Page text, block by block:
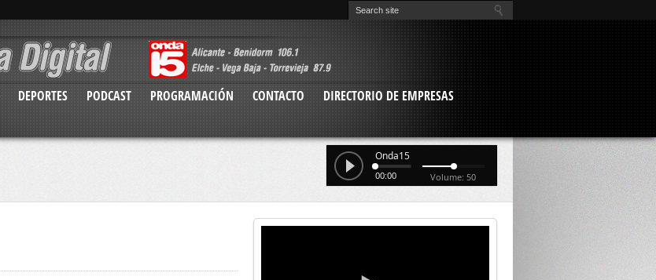
DEPORTES PODCAST PROGRAMACIÓN CONTACTO
DIRECTORIO DE EMPRESAS
Onda15
00:00 Volume: 50